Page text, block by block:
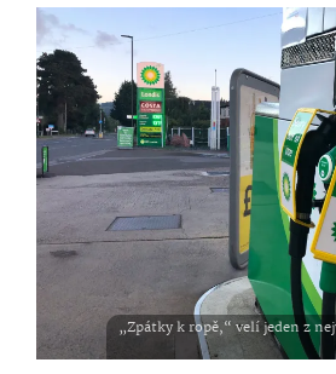
„Zpátky k ropě,“ velí jeden z